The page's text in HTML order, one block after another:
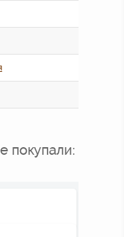
покупали: